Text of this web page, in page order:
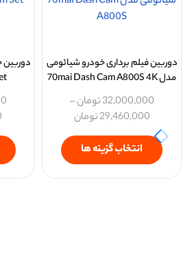
دوربین فیلم برداری خودرو شیائومی
مدل 70mai Dash Cam A800S 4K
32,000,000تومان–
29,460,000تومان
انتخاب گزینه ها